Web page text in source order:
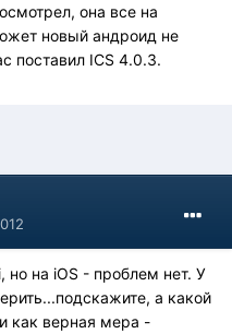
она все на
новый андроид не
поставил ICS 4.0.3.
но на iOS - проблем нет. У
а какой
как верная мера -